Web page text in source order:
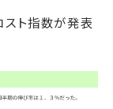
スト指数が発表